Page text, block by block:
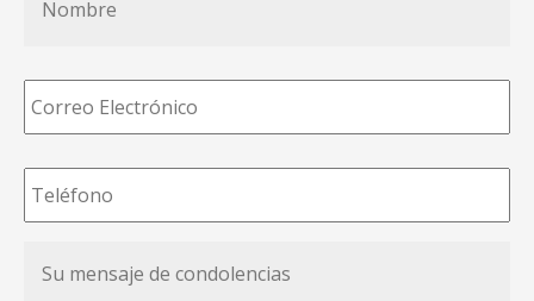
Correo
Electrónico *
Teléfono *
mensaje